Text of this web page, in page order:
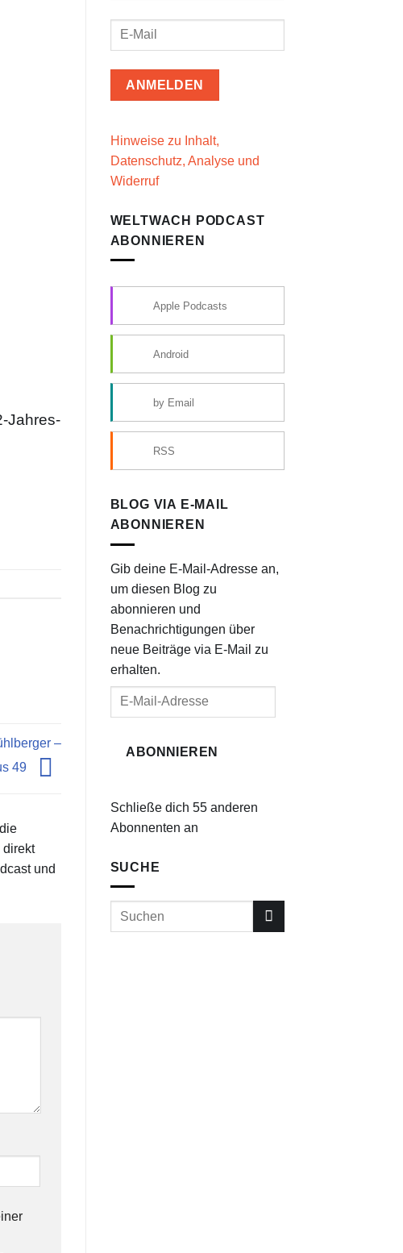
Jahres-
–
49
direkt
und
Hinweise zu Inhalt,
Datenschutz, Analyse und
Widerruf
WELTWACH PODCAST
ABONNIEREN
Apple Podcasts
Android
by Email
RSS
BLOG VIA E-MAIL
ABONNIEREN
Gib deine E-Mail-Adresse an,
um diesen Blog zu
abonnieren und
Benachrichtigungen über
neue Beiträge via E-Mail zu
erhalten.
ABONNIEREN
Schließe dich 55 anderen
Abonnenten an
SUCHE